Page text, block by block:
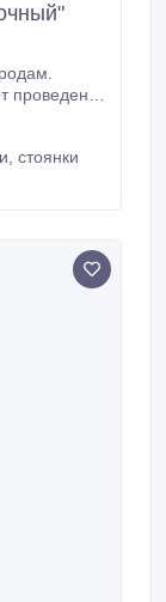
у.е.
стоянки